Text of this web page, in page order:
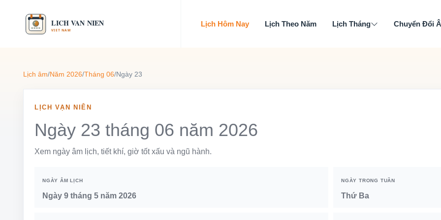
Lịch Hôm Nay Lịch Theo Năm Lịch Tháng Chuyển Đổi
Lịch âm/Năm 2026/Tháng 06/Ngày 23
LỊCH VẠN NIÊN
Ngày 23 tháng 06 năm 2026
Xem ngày âm lịch, tiết khí, giờ tốt xấu và ngũ hành.
NGÀY ÂM LỊCH
Ngày 9 tháng 5 năm 2026
NGÀY TRONG TUẦN
Thứ Ba